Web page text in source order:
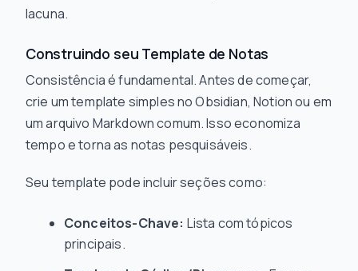
lacuna.
Construindo seu Template de Notas
Consistência é fundamental. Antes de começar,
crie um template simples no Obsidian, Notion ou em
um arquivo Markdown comum. Isso economiza
tempo e torna as notas pesquisáveis.
Seu template pode incluir seções como:
Conceitos-Chave: Lista com tópicos
principais.